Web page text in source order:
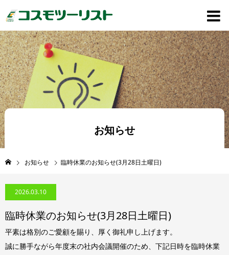
お知らせ
お知らせ 臨時休業のお知らせ(3月28日土曜日)
2026.03.10
臨時休業のお知らせ(3月28日土曜日)
平素は格別のご愛顧を賜り、厚く御礼申し上げます。
誠に勝手ながら年度末の社内会議開催のため、下記日時を臨時休業